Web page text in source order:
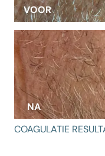
VOOR
NA
COAGULATIE